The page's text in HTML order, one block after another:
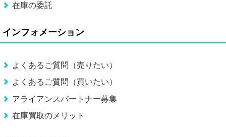
在庫の委託
インフォメーション
よくあるご質問（売りたい）
よくあるご質問（買いたい）
アライアンスパートナー募集
在庫買取のメリット